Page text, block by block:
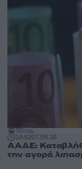
19:5207.08.26
ΑΑΔΕ:
την αγορά